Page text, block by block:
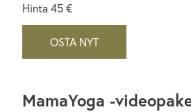
Hinta 45 €
OSTA NYT
MamaYoga -